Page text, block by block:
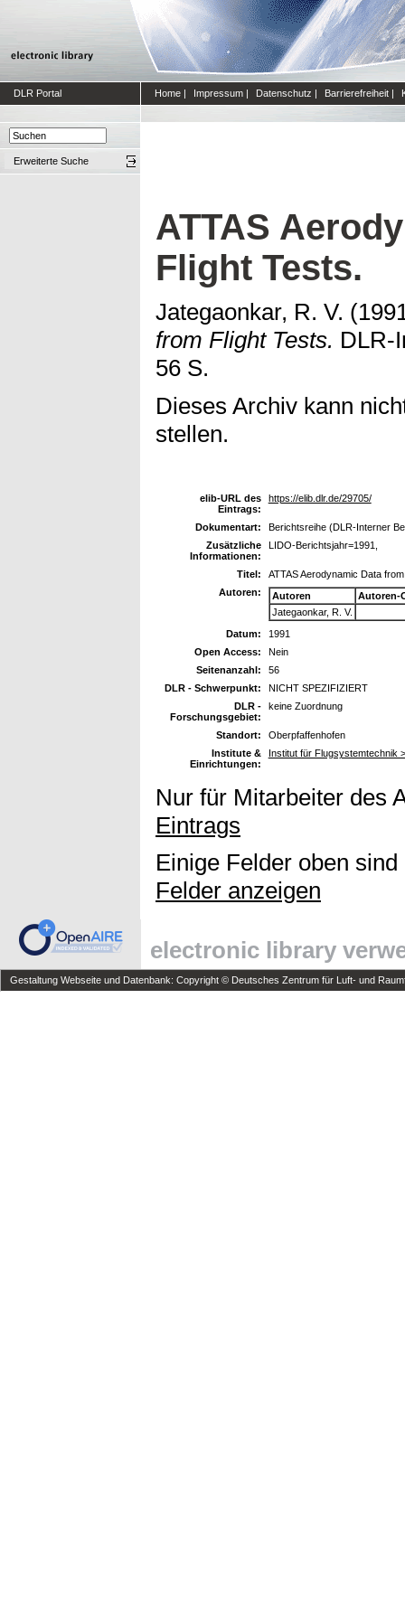
DLR Portal Home | Impressum | Datenschutz | Barrierefreiheit |
Erweiterte Suche
ATTAS
Flight Tests.
Jategaonkar, R. V.
from Flight Tests. DLR-
56 S.
Dieses Archiv kann
stellen.
elib-URL des
Eintrags:
https://elib.dlr.de/29705/
Dokumentart:
Berichtsreihe (DLR-Interner
Zusätzliche
Informationen:
LIDO-Berichtsjahr=1991,
Titel:
ATTAS Aerodynamic Data
Autoren:
Autoren
Autoren-
Jategaonkar, R. V.
Datum:
1991
Open Access:
Nein
Seitenanzahl:
56
DLR - Schwerpunkt:
NICHT SPEZIFIZIERT
DLR -
Forschungsgebiet:
keine Zuordnung
Standort:
Oberpfaffenhofen
Institute &
Einrichtungen:
Institut für Flugsystemtechnik
Nur für Mitarbeiter des
Eintrags
Einige Felder oben
Felder anzeigen
electronic library
Gestaltung Webseite und Datenbank: Copyright © Deutsches Zentrum für Luft- und